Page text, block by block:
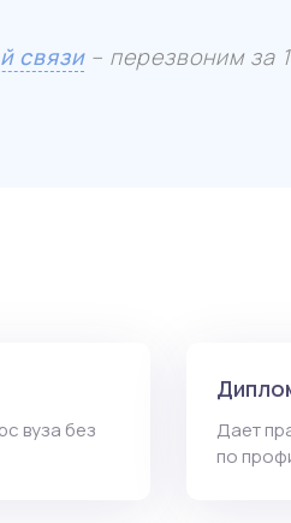
связи– перезвоним за
вуза без
Дает
по